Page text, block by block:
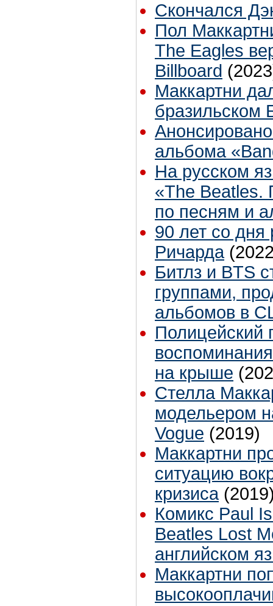
Скончался
Пол
The Eagles
Billboard
Маккартни
бразильском
альбома
На русском
«The Beatles.
по песням и
90 лет со дня
Ричарда
Битлз и BTS
группами,
альбомов в
Полицейский
на крыше
Стелла
модельером
Vogue (2019)
Маккартни
ситуацию
кризиса
Комикс Paul
Beatles Lost
английском
Маккартни